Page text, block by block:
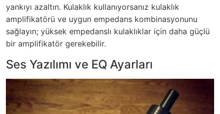
yankıyı azaltın. Kulaklık kullanıyorsanız kulaklık
amplifikatörü ve uygun empedans kombinasyonunu
sağlayın; yüksek empedanslı kulaklıklar için daha güçlü
bir amplifikatör gerekebilir.
Ses Yazılımı ve EQ Ayarları